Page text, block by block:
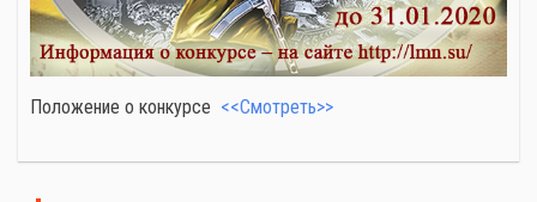
Положение о конкурсе <<Смотреть>>